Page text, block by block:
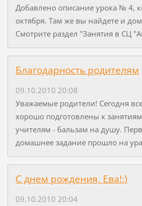
Добавлено описание урока № 4,
октября. Там же вы найдете и
Смотрите раздел "Занятия в СЦ
Благодарность родителям
09.10.2010 20:08
Уважаемые родители! Сегодня
хорошо подготовлены к
учителям - бальзам на душу.
домашнее задание прошло на
С днем рождения, Ева!:)
09.10.2010 20:04